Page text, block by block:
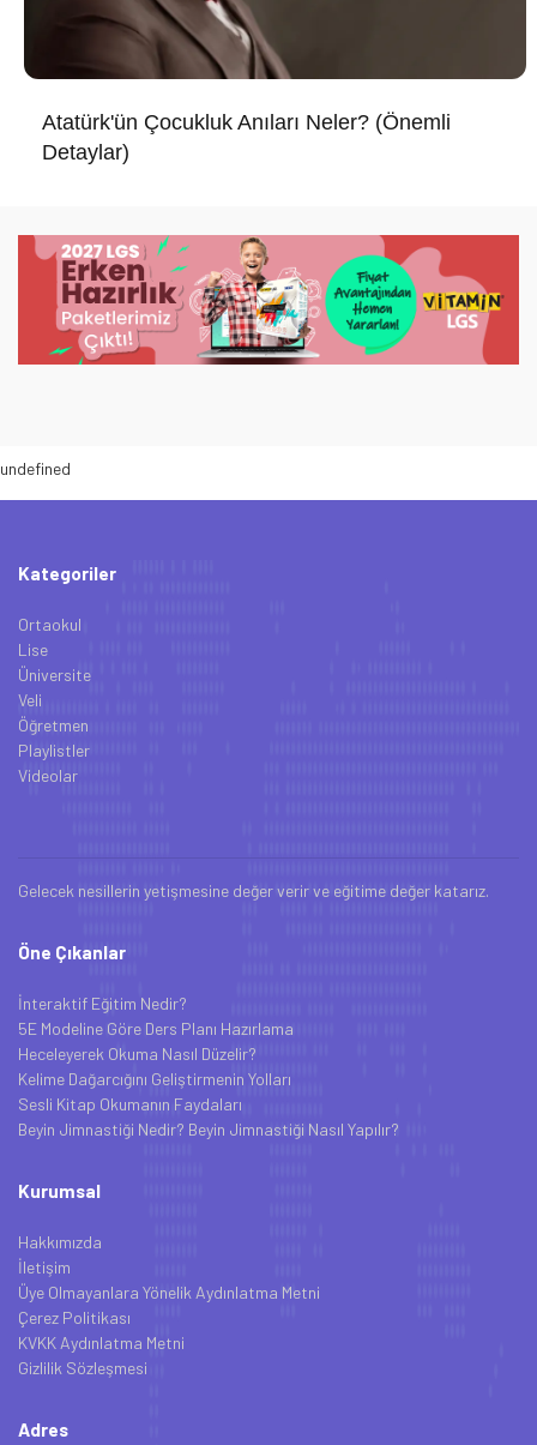
Atatürk'ün Çocukluk Anıları Neler? (Önemli
Detaylar)
undefined
Kategoriler
Ortaokul
Lise
Üniversite
Veli
Öğretmen
Playlistler
Videolar
Gelecek nesillerin yetişmesine değer verir ve eğitime değer katarız.
Öne Çıkanlar
İnteraktif Eğitim Nedir?
5E Modeline Göre Ders Planı Hazırlama
Heceleyerek Okuma Nasıl Düzelir?
Kelime Dağarcığını Geliştirmenin Yolları
Sesli Kitap Okumanın Faydaları
Beyin Jimnastiği Nedir? Beyin Jimnastiği Nasıl Yapılır?
Kurumsal
Hakkımızda
İletişim
Üye Olmayanlara Yönelik Aydınlatma Metni
Çerez Politikası
KVKK Aydınlatma Metni
Gizlilik Sözleşmesi
Adres